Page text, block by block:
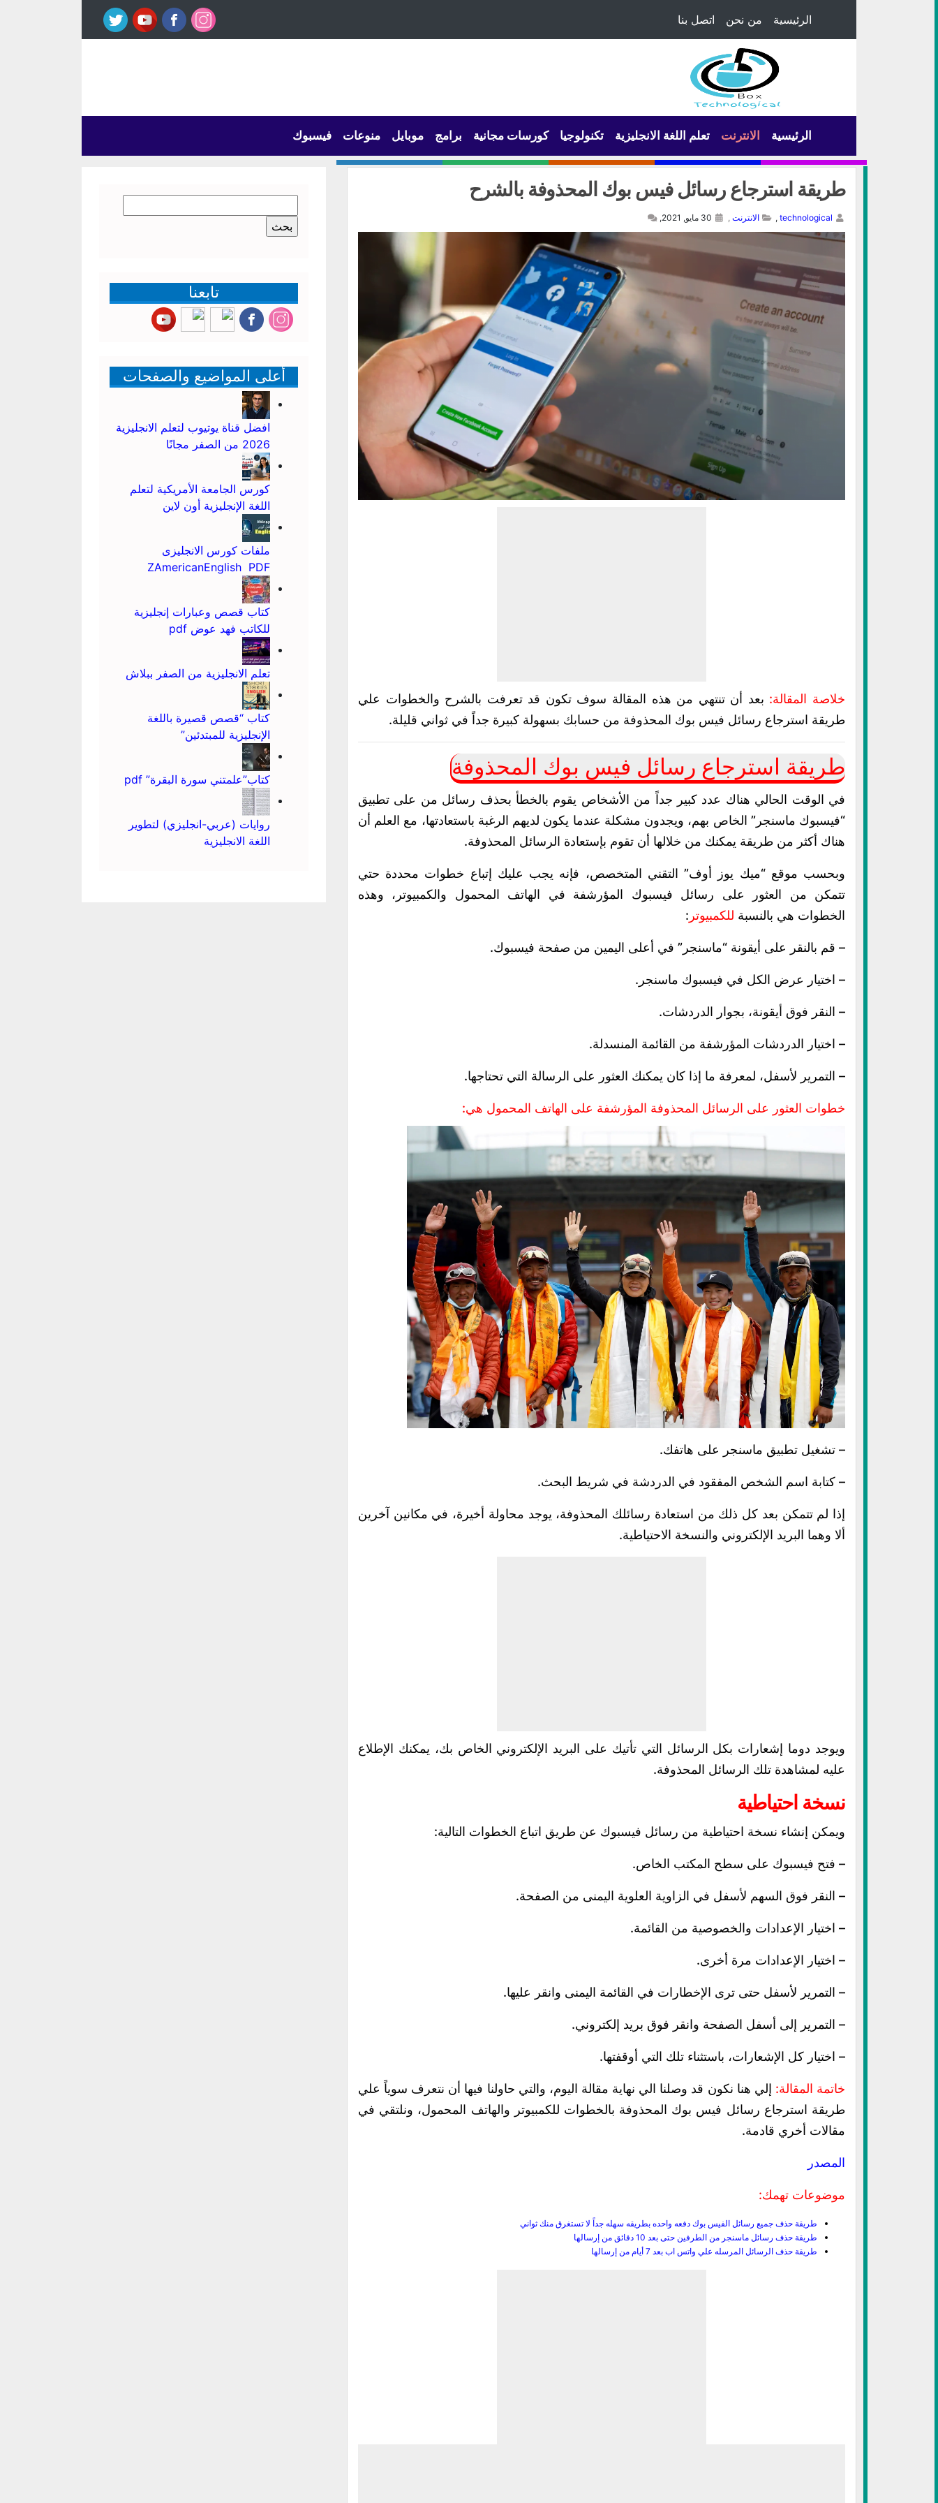
الرئيسية من نحن اتصل بنا
الرئيسية الانترنت تعلم اللغة الانجليزية تكنولوجيا كورسات مجانية برامج موبايل منوعات فيسبوك
طريقة استرجاع رسائل فيس بوك المحذوفة بالشرح
technological
, الانترنت ,
خلاصة المقالة: بعد أن تنتهي من هذه المقالة سوف تكون قد تعرفت بالشرح والخطوات علي
طريقة استرجاع رسائل فيس بوك المحذوفة من حسابك بسهولة كبيرة جداً في ثواني قليلة.
طريقة استرجاع رسائل فيس بوك المحذوفة
في الوقت الحالي هناك عدد كبير جداً من الأشخاص يقوم بالخطأ بحذف رسائل من على تطبيق
“فيسبوك ماسنجر” الخاص بهم، ويجدون مشكلة عندما يكون لديهم الرغبة باستعادتها، مع العلم أن
هناك أكثر من طريقة يمكنك من خلالها أن تقوم بإستعادة الرسائل المحذوفة.
وبحسب موقع “ميك يوز أوف” التقني المتخصص، فإنه يجب عليك إتباع خطوات محددة حتي
تتمكن من العثور على رسائل فيسبوك المؤرشفة في الهاتف المحمول والكمبيوتر، وهذه
الخطوات هي بالنسبة للكمبيوتر :
– قم بالنقر على أيقونة “ماسنجر” في أعلى اليمين من صفحة فيسبوك.
– اختيار عرض الكل في فيسبوك ماسنجر.
– النقر فوق أيقونة، بجوار الدردشات.
– اختيار الدردشات المؤرشفة من القائمة المنسدلة.
– التمرير لأسفل، لمعرفة ما إذا كان يمكنك العثور على الرسالة التي تحتاجها.
خطوات العثور على الرسائل المحذوفة المؤرشفة على الهاتف المحمول هي:
– تشغيل تطبيق ماسنجر على هاتفك.
– كتابة اسم الشخص المفقود في الدردشة في شريط البحث.
إذا لم تتمكن بعد كل ذلك من استعادة رسائلك المحذوفة، يوجد محاولة أخيرة، في مكانين آخرين
ألا وهما البريد الإلكتروني والنسخة الاحتياطية.
ويوجد دوما إشعارات بكل الرسائل التي تأتيك على البريد الإلكتروني الخاص بك، يمكنك الإطلاع
عليه لمشاهدة تلك الرسائل المحذوفة.
نسخة احتياطية
ويمكن إنشاء نسخة احتياطية من رسائل فيسبوك عن طريق اتباع الخطوات التالية:
– فتح فيسبوك على سطح المكتب الخاص.
– النقر فوق السهم لأسفل في الزاوية العلوية اليمنى من الصفحة.
– اختيار الإعدادات والخصوصية من القائمة.
– اختيار الإعدادات مرة أخرى.
– التمرير لأسفل حتى ترى الإخطارات في القائمة اليمنى وانقر عليها.
– التمرير إلى أسفل الصفحة وانقر فوق بريد إلكتروني.
– اختيار كل الإشعارات، باستثناء تلك التي أوقفتها.
خاتمة المقالة: إلي هنا نكون قد وصلنا الي نهاية مقالة اليوم، والتي حاولنا فيها أن نتعرف سوياً علي
طريقة استرجاع رسائل فيس بوك المحذوفة بالخطوات للكمبيوتر والهاتف المحمول، ونلتقي في
مقالات أخري قادمة.
المصدر
موضوعات تهمك:
طريقة حذف جميع رسائل الفيس بوك دفعه واحده بطريقه سهله جداً لا تستغرق منك ثواني
طريقة حذف رسائل ماسنجر من الطرفين حتى بعد 10 دقائق من إرسالها
طريقة حذف الرسائل المرسله علي واتس اب بعد 7 أيام من إرسالها
عن:
تابعنا
أعلى المواضيع والصفحات
افضل قناة يوتيوب لتعلم الانجليزية
2026 من الصفر مجانًا
كورس الجامعة الأمريكية لتعلم
اللغة الإنجليزية أون لاين
ملفات كورس الانجليزى
ZAmericanEnglish PDF
كتاب قصص وعبارات إنجليزية
للكاتب فهد عوض pdf
تعلم الانجليزية من الصفر ببلاش
كتاب “قصص قصيرة باللغة
الإنجليزية للمبتدئين”
كتاب”علمتني سورة البقرة” pdf
روايات (عربي-انجليزي) لتطوير
اللغة الانجليزية